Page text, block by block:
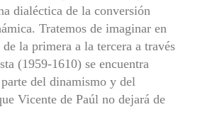
dialéctica de la conversión
Tratemos de imaginar en
la primera a la tercera a través
(1959-1610) se encuentra
del dinamismo y del
Vicente de Paúl no dejará de